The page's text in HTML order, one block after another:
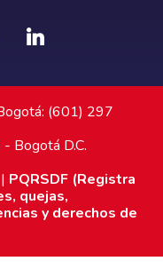
(601) 297
Bogotá D.C.
| PQRSDF (Registra
quejas,
y derechos de